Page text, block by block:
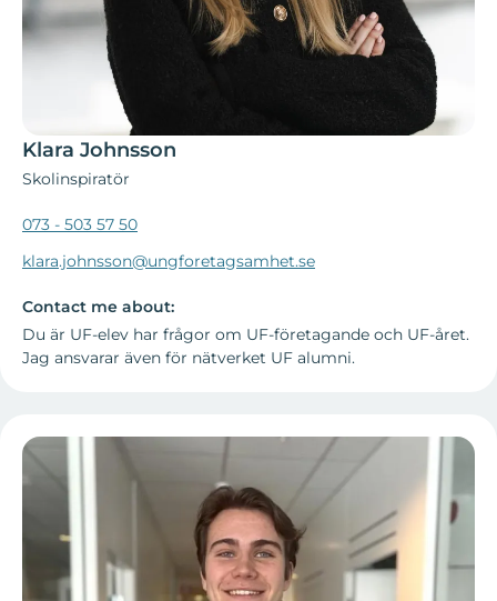
Klara Johnsson
Skolinspiratör
073 - 503 57 50
klara.johnsson@ungforetagsamhet.se
Contact me about:
Du är UF-elev har frågor om UF-företagande och UF-året.
Jag ansvarar även för nätverket UF alumni.